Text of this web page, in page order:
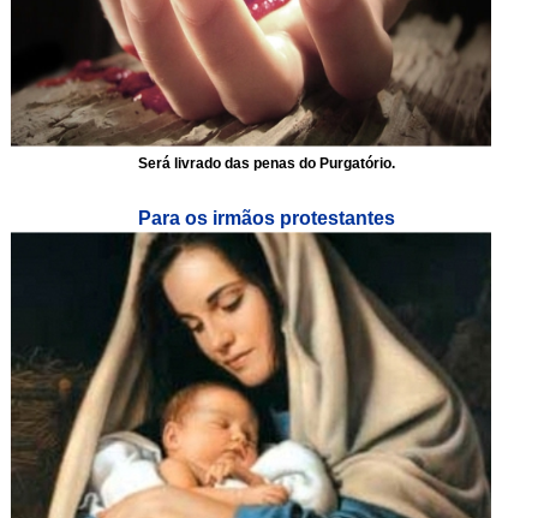
Será livrado das penas do Purgatório.
Para os irmãos protestantes